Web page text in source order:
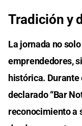
Tradición y
La jornada no
emprendedores,
histórica. Durante
declarado “Bar
reconocimiento a